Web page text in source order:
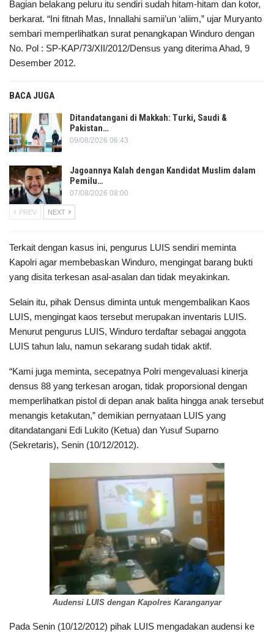
Bagian belakang peluru itu sendiri sudah hitam-hitam dan kotor,
berkarat. “Ini fitnah Mas, Innallahi samii’un ‘aliim,” ujar Muryanto
sembari memperlihatkan surat penangkapan Winduro dengan
No. Pol : SP-KAP/73/XII/2012/Densus yang diterima Ahad, 9
Desember 2012.
BACA JUGA
Ditandatangani di Makkah: Turki, Saudi &
Pakistan…
09/08/2026 06:43
Jagoannya Kalah dengan Kandidat Muslim dalam
Pemilu…
07/08/2026 08:00
PREV NEXT
Terkait dengan kasus ini, pengurus LUIS sendiri meminta
Kapolri agar membebaskan Winduro, mengingat barang bukti
yang disita terkesan asal-asalan dan tidak meyakinkan.
Selain itu, pihak Densus diminta untuk mengembalikan Kaos
LUIS, mengingat kaos tersebut merupakan inventaris LUIS.
Menurut pengurus LUIS, Winduro terdaftar sebagai anggota
LUIS tahun lalu, namun sekarang sudah tidak aktif.
“Kami juga meminta, secepatnya Polri mengevaluasi kinerja
densus 88 yang terkesan arogan, tidak proporsional dengan
memperlihatkan pistol di depan anak balita hingga anak tersebut
menangis ketakutan,” demikian pernyataan LUIS yang
ditandatangani Edi Lukito (Ketua) dan Yusuf Suparno
(Sekretaris), Senin (10/12/2012).
Audensi LUIS dengan Kapolres Karanganyar
Pada Senin (10/12/2012) pihak LUIS mengadakan audensi ke